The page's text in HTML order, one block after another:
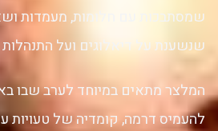
שמסתבכות עם חלומות, מעמדות
שנשענת על דיאלוגים ועל
המלצר מתאים במיוחד לערב שבו
להעמיס דרמה, קומדיה של